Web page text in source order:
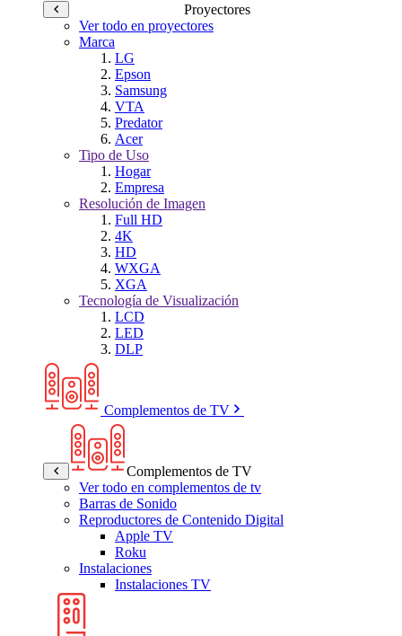
Proyectores
Ver todo en proyectores
Marca
LG
Epson
Samsung
VTA
Predator
Acer
Tipo de Uso
Hogar
Empresa
Resolución de Imagen
Full HD
4K
HD
WXGA
XGA
Tecnología de Visualización
LCD
LED
DLP
Complementos de TV
Complementos de TV
Ver todo en complementos de tv
Barras de Sonido
Reproductores de Contenido Digital
Apple TV
Roku
Instalaciones
Instalaciones TV